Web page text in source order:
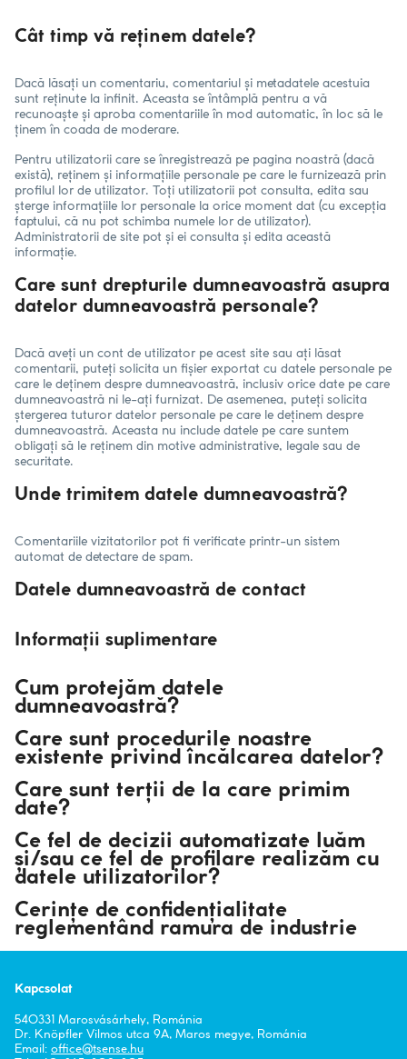
Cât timp vă reținem datele?
Dacă lăsați un comentariu, comentariul și metadatele acestuia
sunt reținute la infinit. Aceasta se întâmplă pentru a vă
recunoaște și aproba comentariile în mod automatic, în loc să le
ținem în coada de moderare.
Pentru utilizatorii care se înregistrează pe pagina noastră (dacă
există), reținem și informațiile personale pe care le furnizează prin
profilul lor de utilizator. Toți utilizatorii pot consulta, edita sau
șterge informațiile lor personale la orice moment dat (cu excepția
faptului, că nu pot schimba numele lor de utilizator).
Administratorii de site pot și ei consulta și edita această
informație.
Care sunt drepturile dumneavoastră asupra
datelor dumneavoastră personale?
Dacă aveți un cont de utilizator pe acest site sau ați lăsat
comentarii, puteți solicita un fișier exportat cu datele personale pe
care le deținem despre dumneavoastră, inclusiv orice date pe care
dumneavoastră ni le-ați furnizat. De asemenea, puteți solicita
ștergerea tuturor datelor personale pe care le deținem despre
dumneavoastră. Aceasta nu include datele pe care suntem
obligați să le reținem din motive administrative, legale sau de
securitate.
Unde trimitem datele dumneavoastră?
Comentariile vizitatorilor pot fi verificate printr-un sistem
automat de detectare de spam.
Datele dumneavoastră de contact
Informații suplimentare
Cum protejăm datele
dumneavoastră?
Care sunt procedurile noastre
existente privind încălcarea datelor?
Care sunt terții de la care primim
date?
Ce fel de decizii automatizate luăm
și/sau ce fel de profilare realizăm cu
datele utilizatorilor?
Cerințe de confidențialitate
reglementând ramura de industrie
Kapcsolat
540331 Marosvásárhely, Románia
Dr. Knöpfler Vilmos utca 9A, Maros megye, Románia
Email: office
tsense.hu